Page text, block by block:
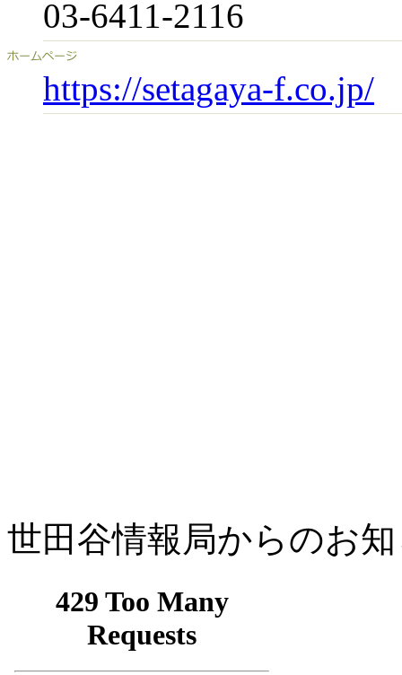
03-6411-2116
https://setagaya-f.co.jp/
世田谷情報局からのお